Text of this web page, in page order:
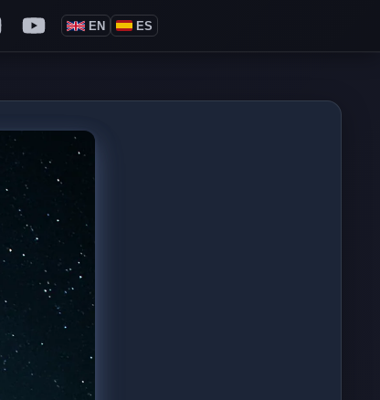
de Foy on X
Philippe de Foy on Facebook
Philippe de Foy on Instagram
Follow Philippe de Foy on YouTube
EN ES